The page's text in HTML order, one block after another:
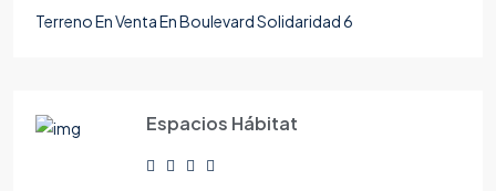
Terreno En Venta En Boulevard Solidaridad 6
Espacios Hábitat